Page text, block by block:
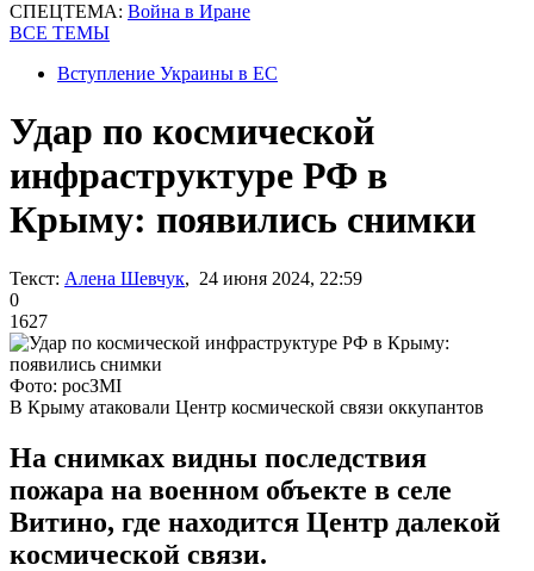
СПЕЦТЕМА: Война в Иране
ВСЕ ТЕМЫ
Вступление Украины в ЕС
Удар по космической
инфраструктуре РФ в
Крыму: появились снимки
Текст: Алена Шевчук, 24 июня 2024, 22:59
0
1627
Фото: росЗМІ
В Крыму атаковали Центр космической связи оккупантов
На снимках видны последствия
пожара на военном объекте в селе
Витино, где находится Центр далекой
космической связи.